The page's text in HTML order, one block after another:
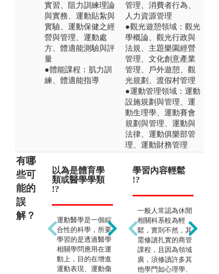
實習、阻力訓練理論
與實務、運動貼紮與
實驗、運動保健之經
營與管理、運動處
方、體適能測驗與評
量
●體能課程：肌力訓
練、體適能指導
管理、消費者行為、
人力資源管理
●觀光遊憩領域：觀光
學概論、觀光行政與
法規、主題樂園經營
管理、文化創意產業
管理、戶外遊憩、觀
光規劃、渡假村管理
●運動管理領域：運動
設施規劃與管理、運
動生理學、運動賽會
規劃與管理、運動與
法律、運動俱樂部管
理、運動財務管理
有哪
些可
能的
誤
解？
以為是體育學
類或醫學學類
!?
運動醫學是一個綜
合性的科學，所要
學習的是透過醫學
相關學問應用在運
動上，目的在增進
運動表現、運動傷
只是健身教練
!?
出路非常多元。例
如：職業隊伍或各
級學校的運動防護
員以及體能訓練
師、醫院的運動治
療師、健身中心或
社區的運動指導員
學習內容輕鬆
!?
一般人常認為休閒
相關科系較為輕
鬆，實則不然，其
需修讀扎實的商管
課程，且因為領域
廣，須修讀許多其
他學門如心理學、